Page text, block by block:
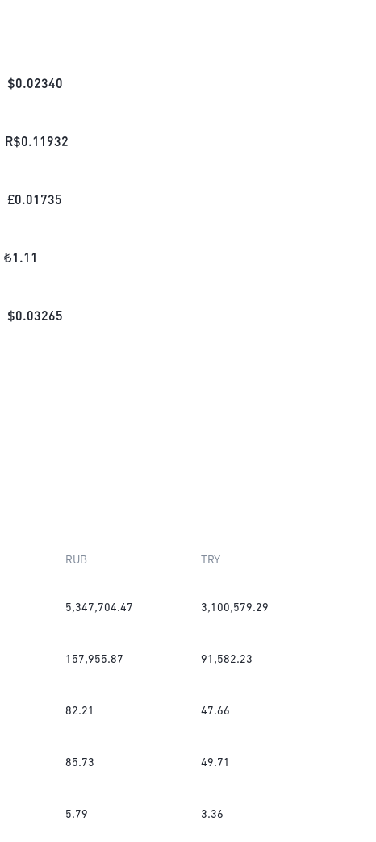
$0.02340
R$0.11932
£0.01735
₺1.11
$0.03265
RUB TRY
5,347,704.47 3,100,579.29
157,955.87 91,582.23
82.21 47.66
85.73 49.71
5.79 3.36